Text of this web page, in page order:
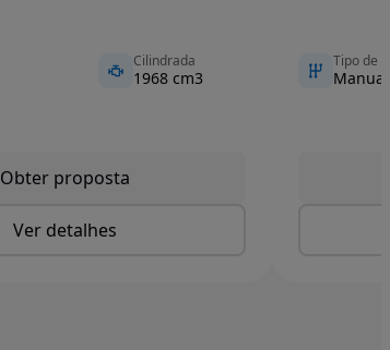
Cilindrada
1968 cm3
Obter proposta
Ver detalhes
Tipo de
Manual